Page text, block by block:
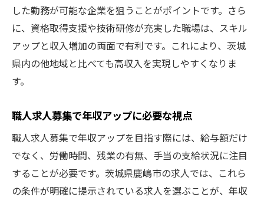
した勤務が可能な企業を狙うことがポイントです。さら
に、資格取得支援や技術研修が充実した職場は、スキル
アップと収入増加の両面で有利です。これにより、茨城
県内の他地域と比べても高収入を実現しやすくなりま
す。
職人求人募集で年収アップに必要な視点
職人求人募集で年収アップを目指す際には、給与額だけ
でなく、労働時間、残業の有無、手当の支給状況に注目
することが必要です。茨城県鹿嶋市の求人では、これら
の条件が明確に提示されている求人を選ぶことが、年収